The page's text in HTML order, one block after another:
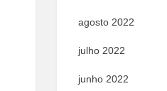
agosto 2022
julho 2022
junho 2022